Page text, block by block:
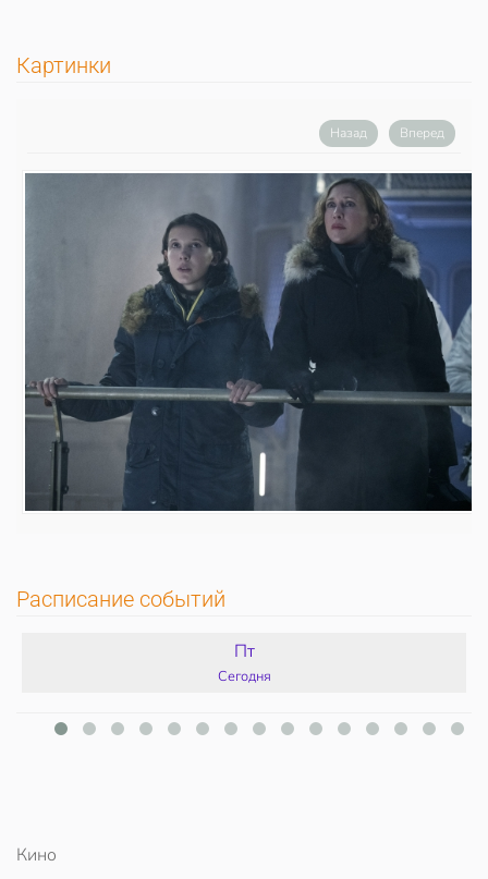
Картинки
Назад Вперед
Расписание событий
Пт
Сегодня
Кино